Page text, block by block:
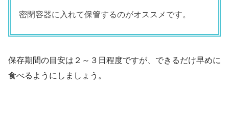
密閉容器に入れて保管するのがオススメです。
保存期間の目安は２～３日程度ですが、できるだけ早めに
食べるようにしましょう。